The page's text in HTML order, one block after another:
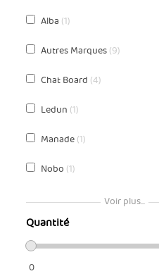
Alba 1
Autres Marques 9
Chat Board 4
Ledun 1
Manade 1
Nobo 1
Rossignol 1
Unilux
Voir plus...
Quantité
0